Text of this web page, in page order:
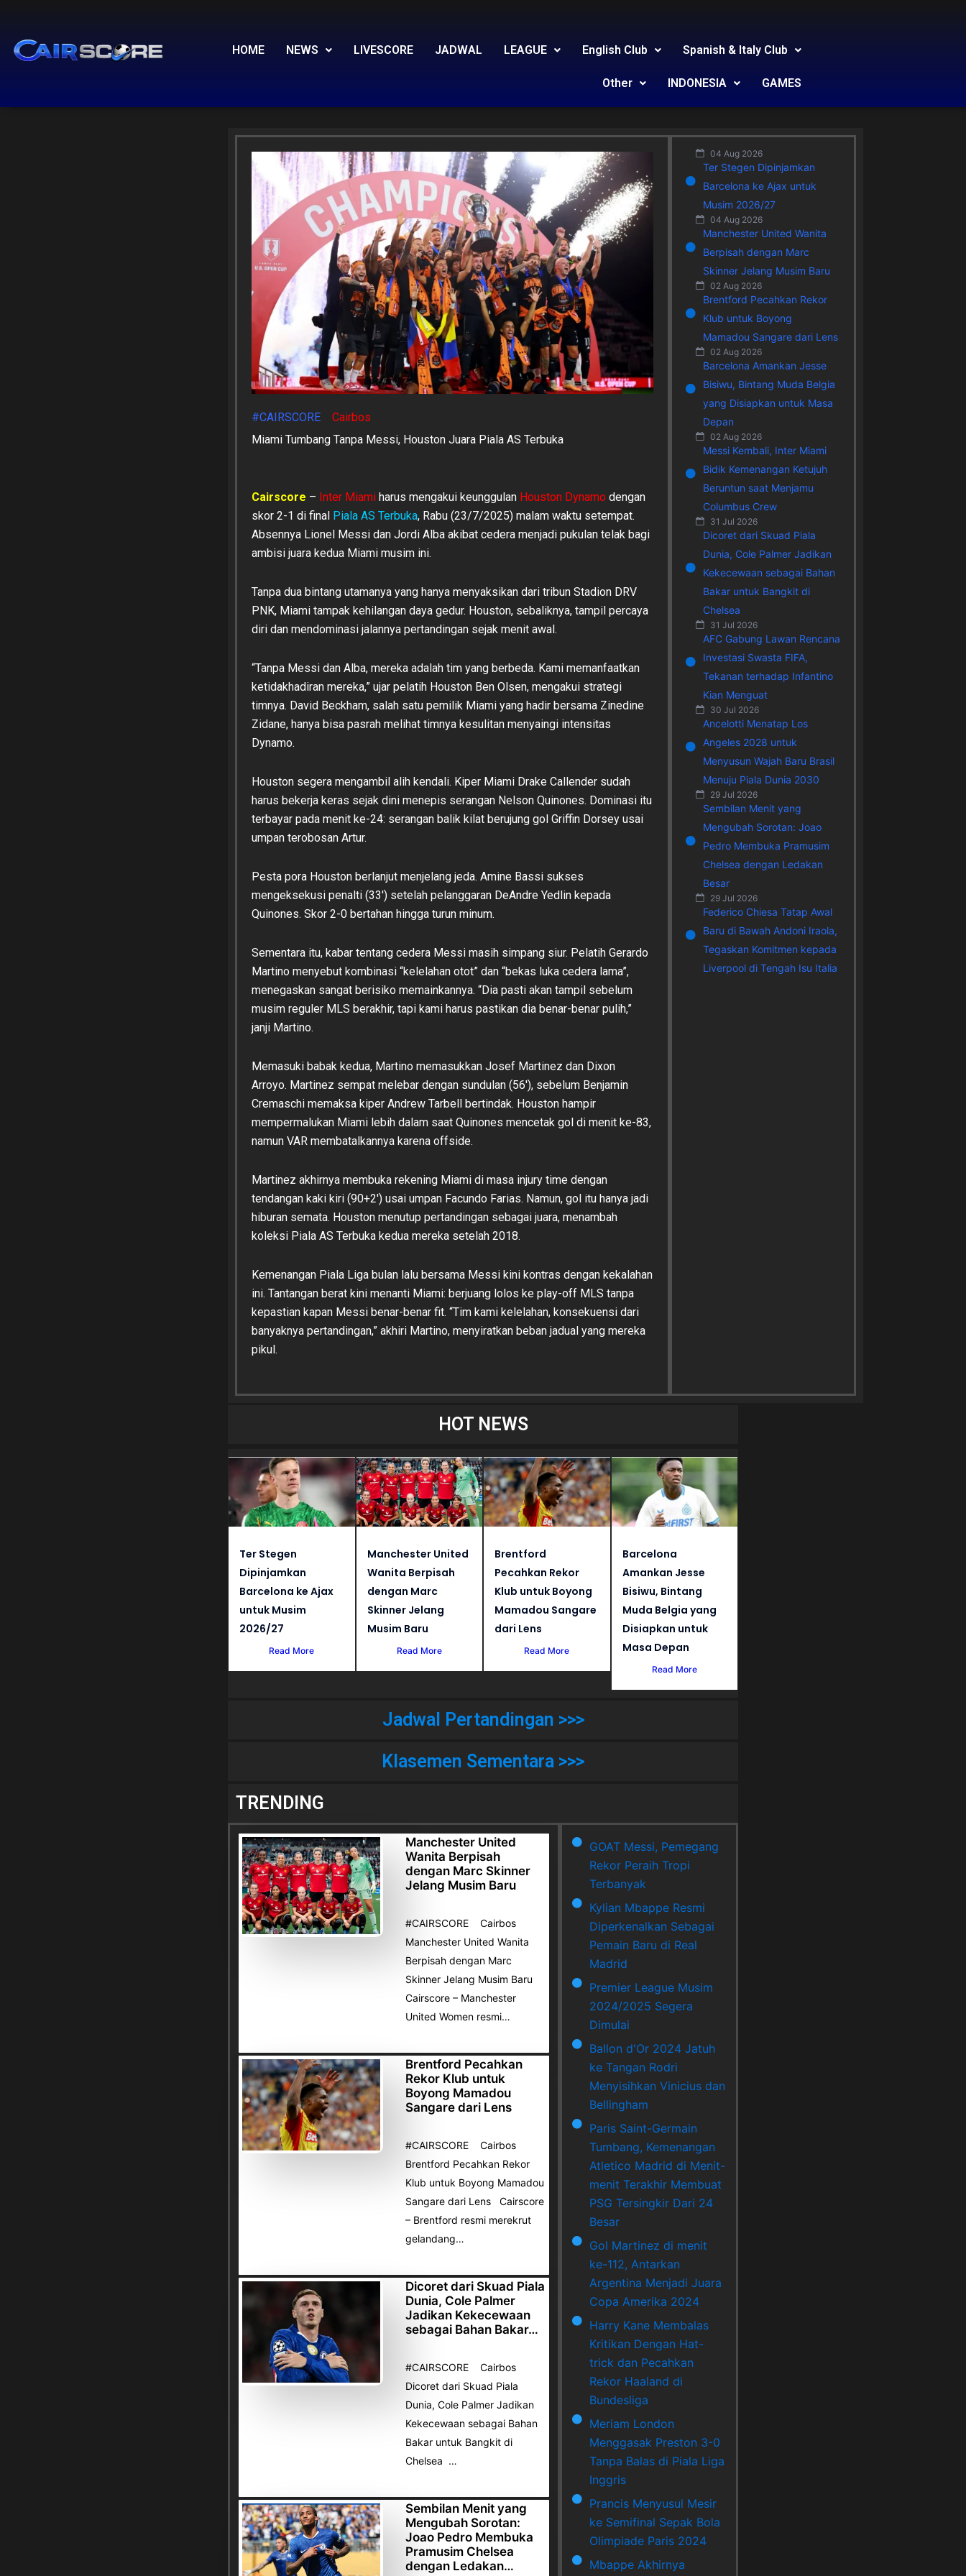
content
HOME NEWS LIVESCORE JADWAL LEAGUE English Club Spanish & Italy Club
Other INDONESIA GAMES
#CAIRSCORE
Cairbos
Miami Tumbang Tanpa Messi, Houston Juara Piala AS Terbuka
Cairscore – Inter Miami harus mengakui keunggulan Houston Dynamo dengan
skor 2-1 di final Piala AS Terbuka, Rabu (23/7/2025) malam waktu setempat.
Absennya Lionel Messi dan Jordi Alba akibat cedera menjadi pukulan telak bagi
ambisi juara kedua Miami musim ini.
Tanpa dua bintang utamanya yang hanya menyaksikan dari tribun Stadion DRV
PNK, Miami tampak kehilangan daya gedur. Houston, sebaliknya, tampil percaya
diri dan mendominasi jalannya pertandingan sejak menit awal.
“Tanpa Messi dan Alba, mereka adalah tim yang berbeda. Kami memanfaatkan
ketidakhadiran mereka,” ujar pelatih Houston Ben Olsen, mengakui strategi
timnya. David Beckham, salah satu pemilik Miami yang hadir bersama Zinedine
Zidane, hanya bisa pasrah melihat timnya kesulitan menyaingi intensitas
Dynamo.
Houston segera mengambil alih kendali. Kiper Miami Drake Callender sudah
harus bekerja keras sejak dini menepis serangan Nelson Quinones. Dominasi itu
terbayar pada menit ke-24: serangan balik kilat berujung gol Griffin Dorsey usai
umpan terobosan Artur.
Pesta pora Houston berlanjut menjelang jeda. Amine Bassi sukses
mengeksekusi penalti (33′) setelah pelanggaran DeAndre Yedlin kepada
Quinones. Skor 2-0 bertahan hingga turun minum.
Sementara itu, kabar tentang cedera Messi masih simpang siur. Pelatih Gerardo
Martino menyebut kombinasi “kelelahan otot” dan “bekas luka cedera lama”,
menegaskan sangat berisiko memainkannya. “Dia pasti akan tampil sebelum
musim reguler MLS berakhir, tapi kami harus pastikan dia benar-benar pulih,”
janji Martino.
Memasuki babak kedua, Martino memasukkan Josef Martinez dan Dixon
Arroyo. Martinez sempat melebar dengan sundulan (56′), sebelum Benjamin
Cremaschi memaksa kiper Andrew Tarbell bertindak. Houston hampir
mempermalukan Miami lebih dalam saat Quinones mencetak gol di menit ke-83,
namun VAR membatalkannya karena offside.
Martinez akhirnya membuka rekening Miami di masa injury time dengan
tendangan kaki kiri (90+2′) usai umpan Facundo Farias. Namun, gol itu hanya jadi
hiburan semata. Houston menutup pertandingan sebagai juara, menambah
koleksi Piala AS Terbuka kedua mereka setelah 2018.
Kemenangan Piala Liga bulan lalu bersama Messi kini kontras dengan kekalahan
ini. Tantangan berat kini menanti Miami: berjuang lolos ke play-off MLS tanpa
kepastian kapan Messi benar-benar fit. “Tim kami kelelahan, konsekuensi dari
banyaknya pertandingan,” akhiri Martino, menyiratkan beban jadual yang mereka
pikul.
04 Aug 2026
Ter Stegen Dipinjamkan
Barcelona ke Ajax untuk
Musim 2026/27
04 Aug 2026
Manchester United Wanita
Berpisah dengan Marc
Skinner Jelang Musim Baru
02 Aug 2026
Brentford Pecahkan Rekor
Klub untuk Boyong
Mamadou Sangare dari Lens
02 Aug 2026
Barcelona Amankan Jesse
Bisiwu, Bintang Muda Belgia
yang Disiapkan untuk Masa
Depan
02 Aug 2026
Messi Kembali, Inter Miami
Bidik Kemenangan Ketujuh
Beruntun saat Menjamu
Columbus Crew
31 Jul 2026
Dicoret dari Skuad Piala
Dunia, Cole Palmer Jadikan
Kekecewaan sebagai Bahan
Bakar untuk Bangkit di
Chelsea
31 Jul 2026
AFC Gabung Lawan Rencana
Investasi Swasta FIFA,
Tekanan terhadap Infantino
Kian Menguat
30 Jul 2026
Ancelotti Menatap Los
Angeles 2028 untuk
Menyusun Wajah Baru Brasil
Menuju Piala Dunia 2030
29 Jul 2026
Sembilan Menit yang
Mengubah Sorotan: Joao
Pedro Membuka Pramusim
Chelsea dengan Ledakan
Besar
29 Jul 2026
Federico Chiesa Tatap Awal
Baru di Bawah Andoni Iraola,
Tegaskan Komitmen kepada
Liverpool di Tengah Isu Italia
HOT NEWS
Ter Stegen
Dipinjamkan
Barcelona ke Ajax
untuk Musim
2026/27
Read More
Manchester United
Wanita Berpisah
dengan Marc
Skinner Jelang
Musim Baru
Read More
Brentford
Pecahkan Rekor
Klub untuk Boyong
Mamadou Sangare
dari Lens
Read More
Barcelona
Amankan Jesse
Bisiwu, Bintang
Muda Belgia yang
Disiapkan untuk
Masa Depan
Read More
Jadwal Pertandingan >>>
Klasemen Sementara >>>
TRENDING
Manchester United
Wanita Berpisah
dengan Marc Skinner
Jelang Musim Baru
#CAIRSCORE Cairbos
Manchester United Wanita
Berpisah dengan Marc
Skinner Jelang Musim Baru
Cairscore – Manchester
United Women resmi…
Brentford Pecahkan
Rekor Klub untuk
Boyong Mamadou
Sangare dari Lens
#CAIRSCORE Cairbos
Brentford Pecahkan Rekor
Klub untuk Boyong Mamadou
Sangare dari Lens Cairscore
– Brentford resmi merekrut
gelandang…
Dicoret dari Skuad Piala
Dunia, Cole Palmer
Jadikan Kekecewaan
sebagai Bahan Bakar…
#CAIRSCORE Cairbos
Dicoret dari Skuad Piala
Dunia, Cole Palmer Jadikan
Kekecewaan sebagai Bahan
Bakar untuk Bangkit di
Chelsea …
Sembilan Menit yang
Mengubah Sorotan:
Joao Pedro Membuka
Pramusim Chelsea
dengan Ledakan…
GOAT Messi, Pemegang
Rekor Peraih Tropi
Terbanyak
Kylian Mbappe Resmi
Diperkenalkan Sebagai
Pemain Baru di Real
Madrid
Premier League Musim
2024/2025 Segera
Dimulai
Ballon d'Or 2024 Jatuh
ke Tangan Rodri
Menyisihkan Vinicius dan
Bellingham
Paris Saint-Germain
Tumbang, Kemenangan
Atletico Madrid di Menit-
menit Terakhir Membuat
PSG Tersingkir Dari 24
Besar
Gol Martinez di menit
ke-112, Antarkan
Argentina Menjadi Juara
Copa Amerika 2024
Harry Kane Membalas
Kritikan Dengan Hat-
trick dan Pecahkan
Rekor Haaland di
Bundesliga
Meriam London
Menggasak Preston 3-0
Tanpa Balas di Piala Liga
Inggris
Prancis Menyusul Mesir
ke Semifinal Sepak Bola
Olimpiade Paris 2024
Mbappe Akhirnya